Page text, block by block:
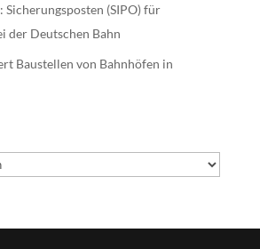
Sicherungsposten (SIPO) für
der Deutschen Bahn
Baustellen von Bahnhöfen in